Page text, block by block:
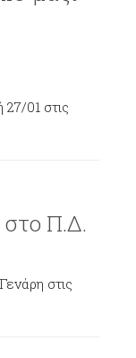
01 στις
στο Π.Δ.
στις